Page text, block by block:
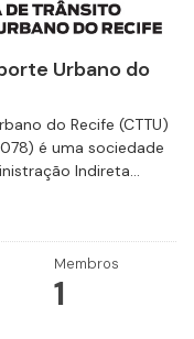
Urbano do
do Recife (CTTU)
é uma sociedade
Indireta...
Membros
1